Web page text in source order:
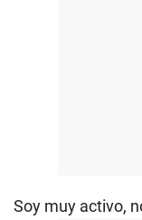
Soy muy activo,